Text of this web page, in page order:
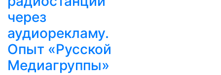
через
аудиорекламу.
Опыт «Русской
Медиагруппы»